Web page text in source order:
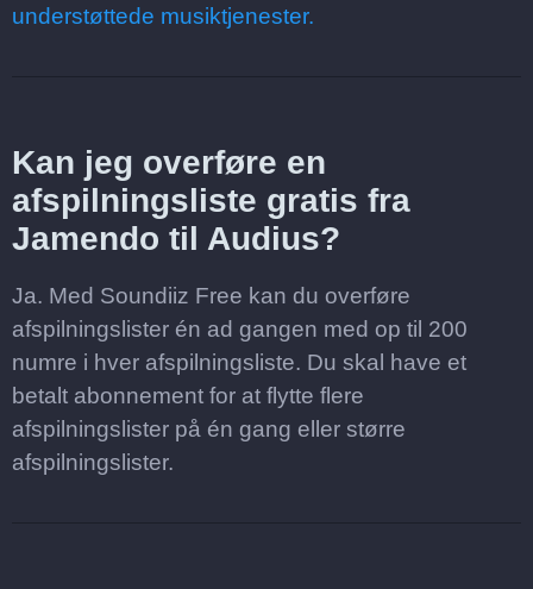
understøttede musiktjenester.
Kan jeg overføre en
afspilningsliste gratis fra
Jamendo til Audius?
Ja. Med Soundiiz Free kan du overføre
afspilningslister én ad gangen med op til 200
numre i hver afspilningsliste. Du skal have et
betalt abonnement for at flytte flere
afspilningslister på én gang eller større
afspilningslister.